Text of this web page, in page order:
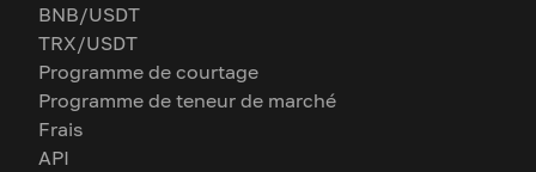
BNB/USDT
TRX/USDT
Programme de courtage
Programme de teneur de marché
Frais
API